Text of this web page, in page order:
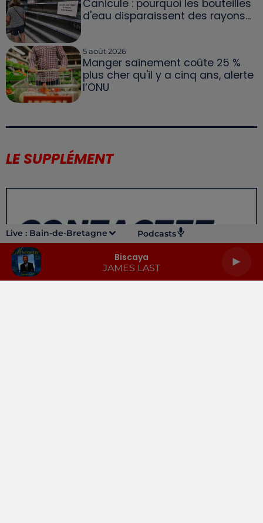
Live : Bain-de-Bretagne Podcasts
Biscaya
JAMES LAST
Canicule : pourquoi les bouteilles
d'eau disparaissent des rayons...
5 août 2026
Manger sainement coûte 25 %
plus cher qu'il y a cinq ans, alerte
l’ONU
LE SUPPLÉMENT